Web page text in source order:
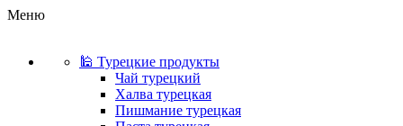
Меню
🕌 Турецкие продукты
Чай турецкий
Халва турецкая
Пишмание турецкая